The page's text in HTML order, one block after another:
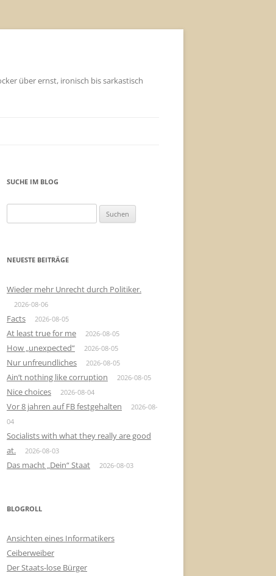
über ernst, ironisch bis sarkastisch
SUCHE IM BLOG
nach:
NEUESTE BEITRÄGE
Wieder mehr Unrecht durch Politiker.
2026-08-06
Facts 2026-08-05
At least true for me 2026-08-05
How „unexpected“ 2026-08-05
Nur unfreundliches 2026-08-05
Ain’t nothing like corruption 2026-08-05
Nice choices 2026-08-04
Vor 8 jahren auf FB festgehalten
2026-08-
04
Socialists with what they really are good
at.
2026-08-03
Das macht „Dein“ Staat 2026-08-03
BLOGROLL
Ansichten eines Informatikers
Ceiberweiber
Der Staats-lose Bürger